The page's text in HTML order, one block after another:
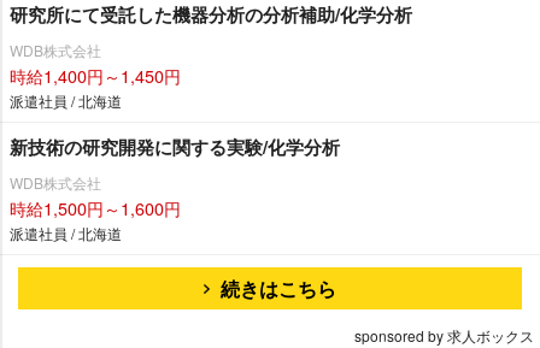
研究所にて受託した機器分析の分析補助/化学分析
WDB株式会社
時給1,400円～1,450円
派遣社員 / 北海道
新技術の研究開発に関する実験/化学分析
WDB株式会社
時給1,500円～1,600円
派遣社員 / 北海道
続きはこちら
sponsored by 求人ボックス